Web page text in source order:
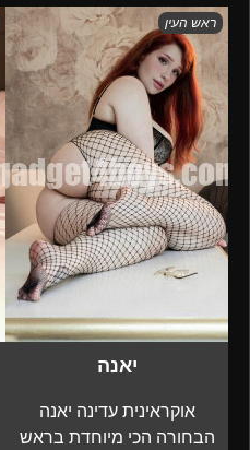
ראש העין
יאנה
אוקראינית עדינה יאנה
הבחורה הכי מיוחדת בראש